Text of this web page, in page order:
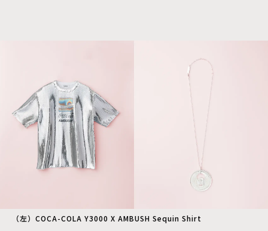
（左）COCA-COLA Y3000 X AMBUSH Sequin Shirt